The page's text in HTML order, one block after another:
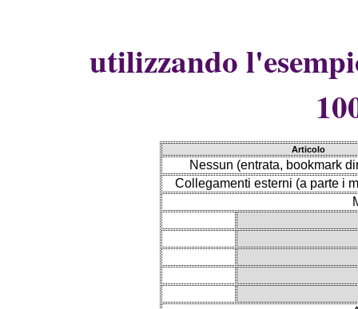
utilizzando
Articolo
Nessun (entrata, bookmark
Collegamenti esterni (a parte i